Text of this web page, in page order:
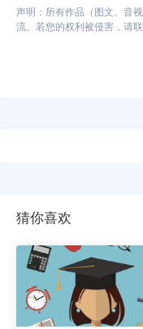
声明：所有作品（图文、音
流。若您的权利被侵害，请
猜你喜欢